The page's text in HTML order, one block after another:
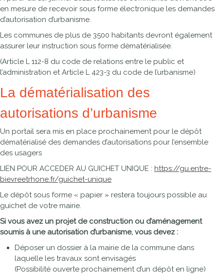
en mesure de recevoir sous forme électronique les demandes
d’autorisation d’urbanisme.
Les communes de plus de 3500 habitants devront également
assurer leur instruction sous forme dématérialisée.
(Article L 112-8 du code de relations entre le public et
l’administration et Article L 423-3 du code de l’urbanisme)
La dématérialisation des
autorisations d’urbanisme
Un portail sera mis en place prochainement pour le dépôt
dématérialisé des demandes d’autorisations pour l’ensemble
des usagers
LIEN POUR ACCEDER AU GUICHET UNIQUE : https://gu.entre-
bievreetrhone.fr/guichet-unique
Le dépôt sous forme « papier » restera toujours possible au
guichet de votre mairie.
Si vous avez un projet de construction ou d’aménagement
soumis à une autorisation d’urbanisme, vous devez :
Déposer un dossier à la mairie de la commune dans
laquelle les travaux sont envisagés
(Possibilité ouverte prochainement d’un dépôt en ligne)